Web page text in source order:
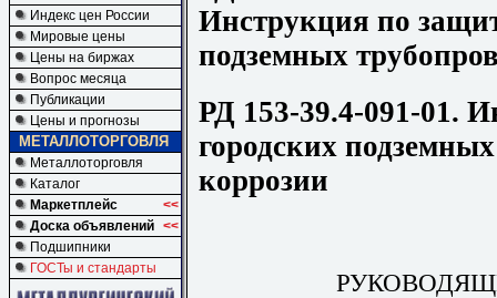
Индекс цен России
Мировые цены
Цены на биржах
Вопрос месяца
Публикации
Цены и прогнозы
МЕТАЛЛОТОРГОВЛЯ
Металлоторговля
Каталог
Маркетплейс
<<
Доска объявлений <<
Подшипники
ГОСТы и стандарты
Инструкция по
подземных
РД 153-39.4-091-01.
городских
коррозии